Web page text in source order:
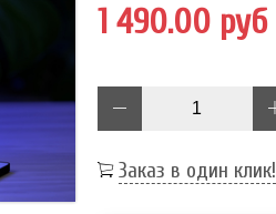
1 490.00 руб
Заказ в один клик!